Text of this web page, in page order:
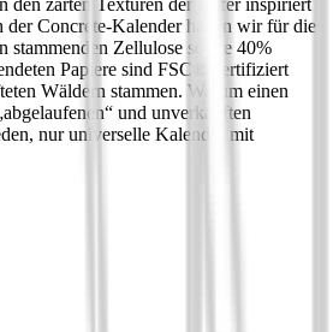
der Concrete-Kalender haben wir für die
stammenden Zellulose sowie 40%
Papiere sind FSC®-zertifiziert
Wäldern stammen. Warum einen
und unverkauften
nur universelle Kalender mit